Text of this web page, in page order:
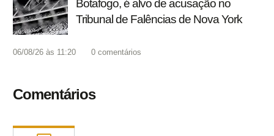
Botafogo, é alvo de acusação no
Tribunal de Falências de Nova York
06/08/26 às 11:20 0 comentários
Comentários